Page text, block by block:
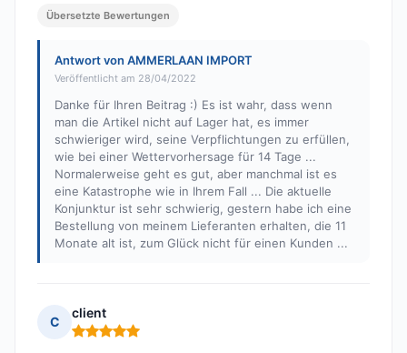
Übersetzte Bewertungen
Antwort von AMMERLAAN IMPORT
Veröffentlicht am 28/04/2022
Danke für Ihren Beitrag :) Es ist wahr, dass wenn
man die Artikel nicht auf Lager hat, es immer
schwieriger wird, seine Verpflichtungen zu erfüllen,
wie bei einer Wettervorhersage für 14 Tage ...
Normalerweise geht es gut, aber manchmal ist es
eine Katastrophe wie in Ihrem Fall ... Die aktuelle
Konjunktur ist sehr schwierig, gestern habe ich eine
Bestellung von meinem Lieferanten erhalten, die 11
Monate alt ist, zum Glück nicht für einen Kunden ...
C
client
Hinweis: 5 von 5